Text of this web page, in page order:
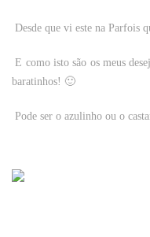
Desde que vi este na Parfois
E como isto são os meus
baratinhos! 🙂
Pode ser o azulinho ou o